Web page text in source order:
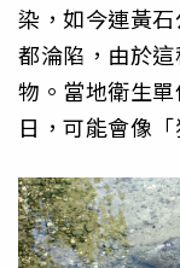
染，如今連黃
都淪陷，由於
物。當地衛生
日，可能會像